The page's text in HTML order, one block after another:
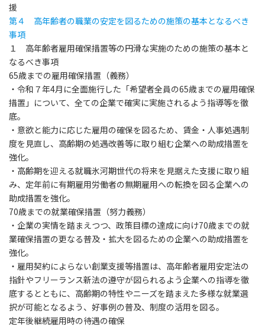
援
第４ 高年齢者の職業の安定を図るための施策の基本となるべき
事項
１ 高年齢者雇用確保措置等の円滑な実施のための施策の基本と
なるべき事項
65歳までの雇用確保措置（義務）
・令和７年4月に全面施行した「希望者全員の65歳までの雇用確保
措置」について、全ての企業で確実に実施されるよう指導等を徹
底。
・意欲と能力に応じた雇用の確保を図るため、賃金・人事処遇制
度を見直し、高齢期の処遇改善等に取り組む企業への助成措置を
強化。
・高齢期を迎える就職氷河期世代の将来を見据えた支援に取り組
み、定年前に有期雇用労働者の無期雇用への転換を図る企業への
助成措置を強化。
70歳までの就業確保措置（努力義務）
・企業の実情を踏まえつつ、政策目標の達成に向け70歳までの就
業確保措置の更なる普及・拡大を図るための企業への助成措置を
強化。
・雇用契約によらない創業支援等措置は、高年齢者雇用安定法の
指針やフリーランス新法の遵守が図られるよう企業への指導を徹
底するとともに、高齢期の特性やニーズを踏まえた多様な就業選
択が可能となるよう、好事例の普及、制度の活用を図る。
定年後継続雇用時の待遇の確保